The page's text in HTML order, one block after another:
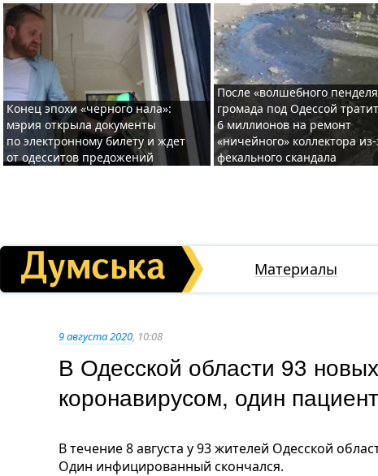
Конец эпохи «черного нала»:
мэрия открыла документы
по электронному билету и ждет
от одесситов предожений
После «волшебного
громада под Одессой тратит
6 миллионов на ремонт
«ничейного» коллектора из-
фекального скандала
Материалы
9 августа 2020, 10:08
В Одесской области 93
коронавирусом, один
В течение 8 августа у 93 жителей Одесской
Один инфицированный скончался.